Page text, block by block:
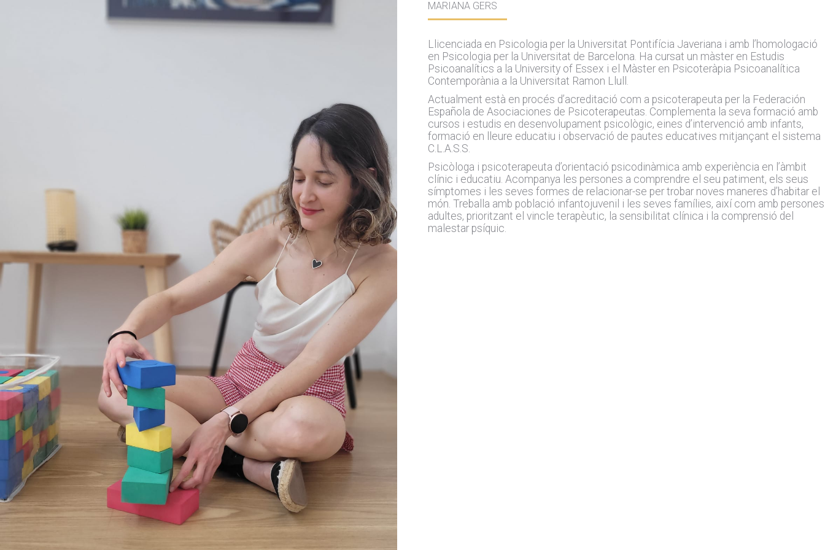
MARIANA GERS
Llicenciada en Psicologia per la Universitat Pontifícia Javeriana i amb l’homologació
en Psicologia per la Universitat de Barcelona. Ha cursat un màster en Estudis
Psicoanalítics a la University of Essex i el Màster en Psicoteràpia Psicoanalítica
Contemporània a la Universitat Ramon Llull.
Actualment està en procés d’acreditació com a psicoterapeuta per la Federación
Española de Asociaciones de Psicoterapeutas. Complementa la seva formació amb
cursos i estudis en desenvolupament psicològic, eines d’intervenció amb infants,
formació en lleure educatiu i observació de pautes educatives mitjançant el sistema
C.L.A.S.S.
Psicòloga i psicoterapeuta d’orientació psicodinàmica amb experiència en l’àmbit
clínic i educatiu. Acompanya les persones a comprendre el seu patiment, els seus
símptomes i les seves formes de relacionar-se per trobar noves maneres d’habitar el
món. Treballa amb població infantojuvenil i les seves famílies, així com amb persones
adultes, prioritzant el vincle terapèutic, la sensibilitat clínica i la comprensió del
malestar psíquic.